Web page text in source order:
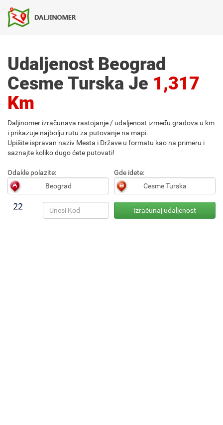
Udaljenost Beograd
Cesme Turska Je 1,317
Km
Daljinomer izračunava rastojanje / udaljenost između gradova u km
i prikazuje najbolju rutu za putovanje na mapi.
Upišite ispravan naziv Mesta i Države u formatu kao na primeru i
saznajte koliko dugo ćete putovati!
Odakle polazite: Gde idete: